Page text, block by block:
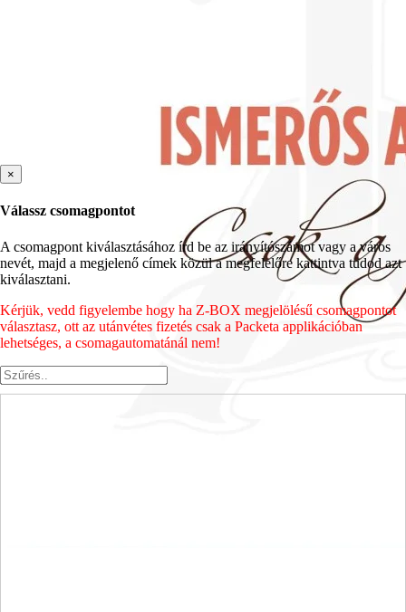
×
Válassz csomagpontot
A csomagpont kiválasztásához írd be az irányítószámot vagy a város
nevét, majd a megjelenő címek közül a megfelelőre kattintva tudod azt
kiválasztani.
Kérjük, vedd figyelembe hogy ha Z-BOX megjelölésű csomagpontot
választasz, ott az utánvétes fizetés csak a Packeta applikációban
lehetséges, a csomagautomatánál nem!